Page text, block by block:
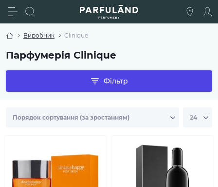
Виробник Clinique
Парфумерія Clinique
Фільтр